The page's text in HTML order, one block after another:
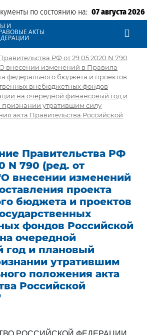
по состоянию на: 07 августа 2026
И
АКТЫ
РФ от 29.05.2020 N 790
внесении изменений в Правила
федерального бюджета и проектов
внебюджетных фондов
на очередной финансовый год и
утратившим силу
акта Правительства Российской
Правительства РФ
N 790 (ред. от
внесении изменений
проекта
бюджета и проектов
фондов Российской
очередной
год и плановый
утратившим
положения акта
Российской